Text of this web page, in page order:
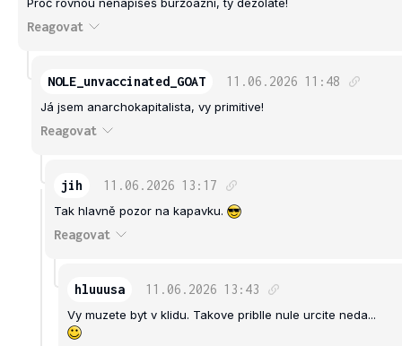
Reagovat
NOLE_unvaccinated_GOAT 11.06.2026 11:48
Já jsem anarchokapitalista, vy primitive!
Reagovat
jih 11.06.2026 13:17
Tak hlavně pozor na kapavku.
Reagovat
hluuusa 11.06.2026 13:43
Vy muzete byt v klidu. Takove priblle nule urcite neda...